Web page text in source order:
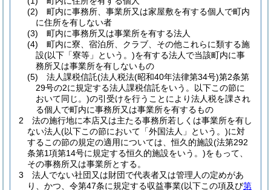
(2)
町内に事務所、事業所又は家屋敷を有する個人で町内
に住所を有しない者
(3)
町内に事務所又は事業所を有する法人
(4)
町内に寮、宿泊所、クラブ、その他これらに類する施
設(以下「寮等」という。)を有する法人で当該町内に事
務所又は事業所を有しないもの
(5)
法人課税信託(法人税法(昭和40年法律第34号)第2条第
29号の2に規定する法人課税信託をいう。以下この節に
おいて同じ。)の引受けを行うことにより法人税を課され
る個人で町内に事務所又は事業所を有するもの
2
法の施行地に本店又は主たる事務所若しくは事業所を有し
ない法人(以下この節において「外国法人」という。)に対
するこの節の規定の適用については、恒久的施設(法第292
条第1項第14号に規定する恒久的施設をいう。)をもって、
その事務所又は事業所とする。
3
法人でない社団又は財団で代表者又は管理人の定めがあ
り、かつ、令第47条に規定する収益事業(以下この項及び第